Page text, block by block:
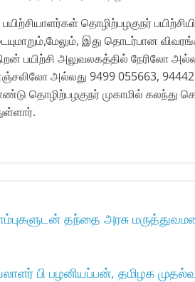
தொழிற்பழகுநர்
இது தொடர்பான
பயிற்சி அலுவலகத்தில் நேரிலோ
அல்லது 9499 055663, 94442
தொழிற்பழகுநர் முகாமில் கலந்து
தந்தை அரசு
பி பழனியப்பன், தமிழக